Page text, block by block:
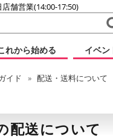
店舗営業(14:00-17:50)
れから始める イベン
イド 配送・送料について
配送について